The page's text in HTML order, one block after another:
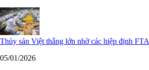
Thủy sản Việt thắng lớn nhờ các hiệp định FTA
05/01/2026